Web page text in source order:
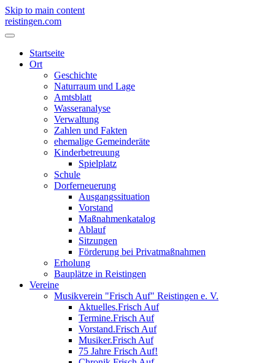
Skip to main content
reistingen.com
Startseite
Ort
Geschichte
Naturraum und Lage
Amtsblatt
Wasseranalyse
Verwaltung
Zahlen und Fakten
ehemalige Gemeinderäte
Kinderbetreuung
Spielplatz
Schule
Dorferneuerung
Ausgangssituation
Vorstand
Maßnahmenkatalog
Ablauf
Sitzungen
Förderung bei Privatmaßnahmen
Erholung
Bauplätze in Reistingen
Vereine
Musikverein "Frisch Auf" Reistingen e. V.
Aktuelles.Frisch Auf
Termine.Frisch Auf
Vorstand.Frisch Auf
Musiker.Frisch Auf
75 Jahre Frisch Auf!